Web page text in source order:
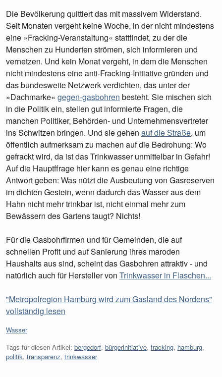
Die Bevölkerung quittiert das mit massivem Widerstand.
Seit Monaten vergeht keine Woche, in der nicht mindestens
eine »Fracking-Veranstaltung« stattfindet, zu der die
Menschen zu Hunderten strömen, sich informieren und
vernetzen. Und kein Monat vergeht, in dem die Menschen
nicht mindestens eine anti-Fracking-Initiative gründen und
das bundesweite Netzwerk verdichten, das unter der
»Dachmarke« gegen-gasbohren besteht. Sie mischen sich
in die Politik ein, stellen gut informierte Fragen, die
manchen Politiker, Behörden- und Unternehmensvertreter
ins Schwitzen bringen. Und sie gehen auf die Straße, um
öffentlich aufmerksam zu machen auf die Bedrohung: Wo
gefrackt wird, da ist das Trinkwasser unmittelbar in Gefahr!
Auf die Hauptffrage hier kann es genau eine richtige
Antwort geben: Was nützt die Ausbeutung von Gasreserven
im dichten Gestein, wenn dadurch das Wasser aus dem
Hahn nicht mehr trinkbar ist, nicht einmal mehr zum
Bewässern des Gartens taugt? Nichts!
Für die Gasbohrfirmen und für Gemeinden, die auf
schnellen Profit und auf Sanierung ihres maroden
Haushalts aus sind, scheint das Gasbohren attraktiv - und
natürlich auch für Hersteller von Trinkwasser in Flaschen...
"Metropolregion Hamburg wird zum Gasland des Nordens"
vollständig lesen
Kategorien:
Wasser
Tags für diesen Artikel: bergedorf, bürgerinitiative, fracking, hamburg,
politik, transparenz, trinkwasser